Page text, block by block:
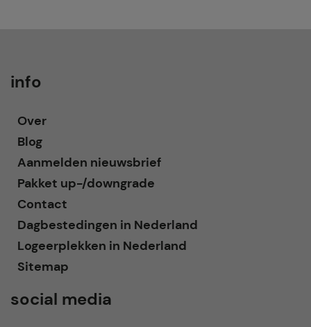
info
Over
Blog
Aanmelden nieuwsbrief
Pakket up-/downgrade
Contact
Dagbestedingen in Nederland
Logeerplekken in Nederland
Sitemap
social media